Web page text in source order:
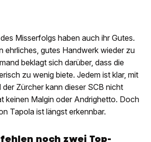
Misserfolgs haben auch ihr Gutes.
ehrliches, gutes Handwerk wieder zu
beklagt sich darüber, dass die
zu wenig biete. Jedem ist klar, mit
Zürcher kann dieser SCB nicht
keinen Malgin oder Andrighetto. Doch
Tapola ist längst erkennbar.
noch zwei Top-